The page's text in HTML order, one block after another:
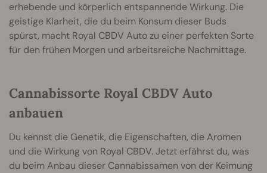
erhebende und körperlich entspannende Wirkung. Die
geistige Klarheit, die du beim Konsum dieser Buds
spürst, macht Royal CBDV Auto zu einer perfekten Sorte
für den frühen Morgen und arbeitsreiche Nachmittage.
Cannabissorte Royal CBDV Auto
anbauen
Du kennst die Genetik, die Eigenschaften, die Aromen
und die Wirkung von Royal CBDV. Jetzt erfährst du, was
du beim Anbau dieser Cannabissamen von der Keimung